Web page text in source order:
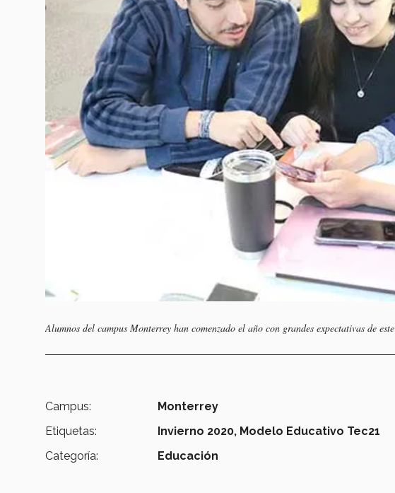
Alumnos del campus Monterrey han comenzado el año con grandes expectativas de
Campus:
Monterrey
Etiquetas:
Invierno 2020, Modelo Educativo Tec21
Categoría:
Educación